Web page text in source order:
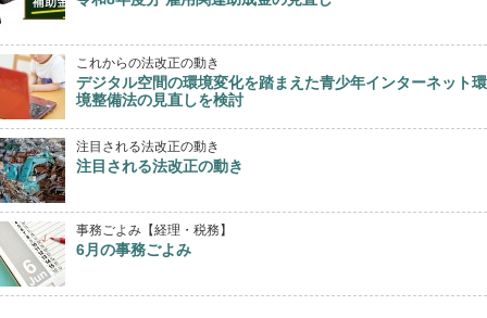
これからの法改正の動き
デジタル空間の環境変化を踏まえた青少年インターネット環
境整備法の見直しを検討
注目される法改正の動き
注目される法改正の動き
事務ごよみ【経理・税務】
6月の事務ごよみ